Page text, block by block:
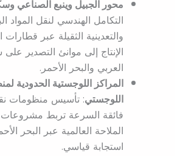
محور الجبيل وينبع الصناعي
التكامل الهندسي لنقل المواد
والتعدينية الثقيلة عبر
الإنتاج إلى موانئ التصدير
العربي والبحر الأحمر.
المراكز اللوجستية الحدودية
اللوجستي: تأسيس منظومات
فائقة السرعة تربط
الملاحة العالمية عبر البحر
استجابة قياسي.